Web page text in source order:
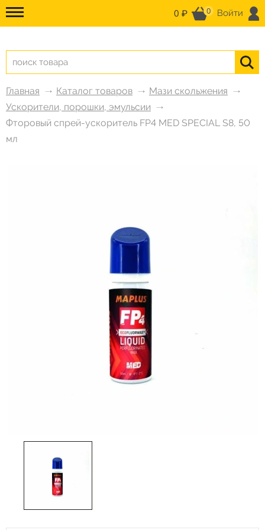
0 ₽ 0 Войти
Главная Каталог товаров
Мази скольжения
Ускорители, порошки, эмульсии
Фторовый спрей-ускоритель FP4 MED SPECIAL S8, 50
мл